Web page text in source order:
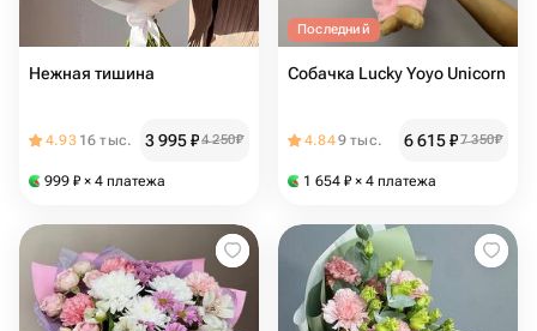
Нежная тишина
4.93 16 тыс. 3 995₽4 250₽
999 ₽ × 4 платежа
Последний
Собачка Lucky Yoyo Unicorn
4.849 тыс. 6 615₽7 350₽
1 654 ₽ × 4 платежа